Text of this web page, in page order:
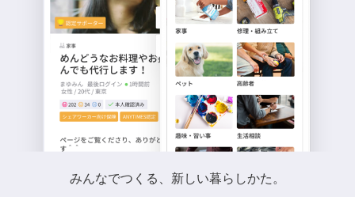
みんなでつくる、新しい暮らしかた。